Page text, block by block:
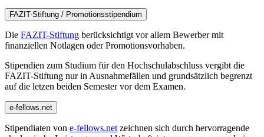
FAZIT-Stiftung / Promotionsstipendium
Die FAZIT-Stiftung berücksichtigt vor allem Bewerber mit
finanziellen Notlagen oder Promotionsvorhaben.
Stipendien zum Studium für den Hochschulabschluss vergibt die
FAZIT-Stiftung nur in Ausnahmefällen und grundsätzlich begrenzt
auf die letzen beiden Semester vor dem Examen.
e-fellows.net
Stipendiaten von e-fellows.net zeichnen sich durch hervorragende